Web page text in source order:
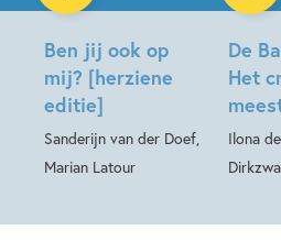
Ben jij ook op
mij? [herziene
editie]
Sanderijn van der Doef,
Marian Latour
De
Het
Ilona